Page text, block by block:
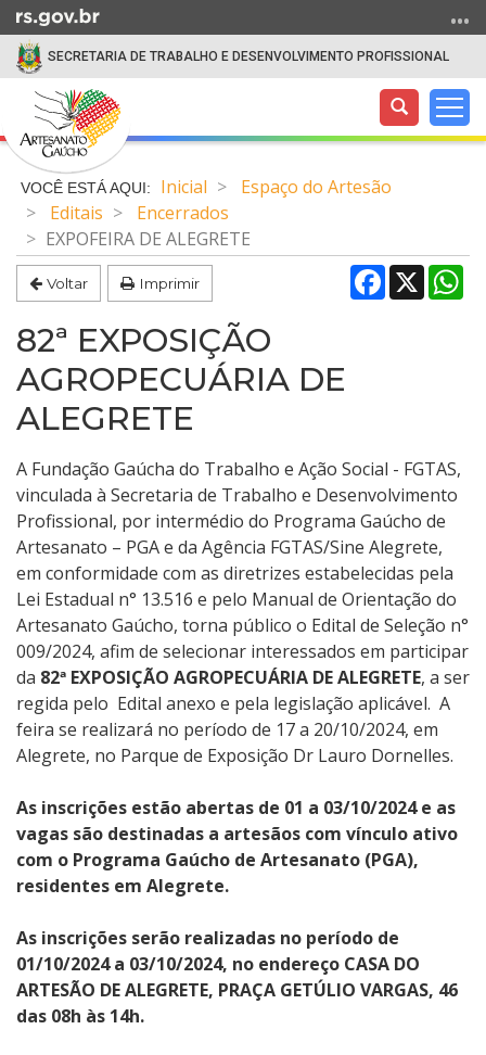
para
conteúdo
para
menu
para
busca
SECRETARIA DE TRABALHO E DESENVOLVIMENTO PROFISSIONAL
a
Abrir
a
Início
conteúdo
Inicial
Espaço do Artesão
Editais
Encerrados
EXPOFEIRA DE ALEGRETE
Voltar Imprimir Facebook
X
82ª EXPOSIÇÃO
AGROPECUÁRIA DE
ALEGRETE
A Fundação Gaúcha do Trabalho e Ação Social - FGTAS,
vinculada à Secretaria de Trabalho e Desenvolvimento
Profissional, por intermédio do Programa Gaúcho de
Artesanato – PGA e da Agência FGTAS/Sine Alegrete,
em conformidade com as diretrizes estabelecidas pela
Lei Estadual n° 13.516 e pelo Manual de Orientação do
Artesanato Gaúcho, torna público o Edital de Seleção n°
009/2024, afim de selecionar interessados em participar
da 82ª EXPOSIÇÃO AGROPECUÁRIA DE ALEGRETE, a ser
regida pelo Edital anexo e pela legislação aplicável. A
feira se realizará no período de 17 a 20/10/2024, em
Alegrete, no Parque de Exposição Dr Lauro Dornelles.
As inscrições estão abertas de 01 a 03/10/2024 e as
vagas são destinadas a artesãos com vínculo ativo
com o Programa Gaúcho de Artesanato (PGA),
residentes em Alegrete.
As inscrições serão realizadas no período de
01/10/2024 a 03/10/2024, no endereço CASA DO
ARTESÃO DE ALEGRETE, PRAÇA GETÚLIO VARGAS, 46
das 08h às 14h.